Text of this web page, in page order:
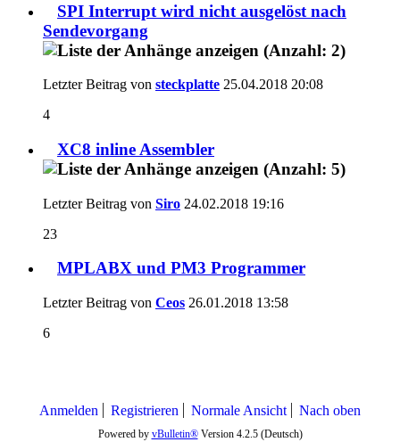
SPI Interrupt wird nicht ausgelöst nach
Sendevorgang
Letzter Beitrag von steckplatte 25.04.2018 20:08
4
XC8 inline Assembler
Letzter Beitrag von Siro 24.02.2018 19:16
23
MPLABX und PM3 Programmer
Letzter Beitrag von Ceos 26.01.2018 13:58
6
Anmelden Registrieren Normale Ansicht Nach oben
Powered by vBulletin®Version 4.2.5 (Deutsch)